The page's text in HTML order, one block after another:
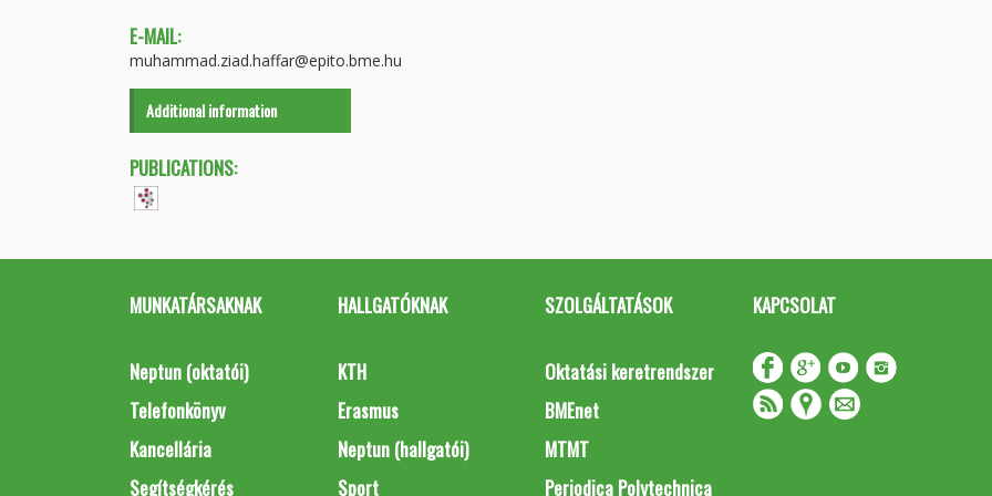
E-MAIL:
muhammad.ziad.haffar@epito.bme.hu
Additional information
PUBLICATIONS:
MUNKATÁRSAKNAK
Neptun (oktatói)
Telefonkönyv
Kancellária
Segítségkérés
HALLGATÓKNAK
KTH
Erasmus
Neptun (hallgatói)
Sport
SZOLGÁLTATÁSOK
Oktatási keretrendszer
BMEnet
MTMT
Periodica Polytechnica
KAPCSOLAT